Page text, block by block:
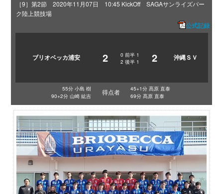
［9］第2節 2020年11月07日 10:45 KickOff SAGAサンライズパー
ク陸上競技場
公式記録
ブリオベッカ浦安 2 0 前半 1
2 後半 1 2 沖縄ＳＶ
55分 小島 樹
90+2分 山崎 紘吉
得点者
45+1分 髙原 直泰
69分 髙原 直泰